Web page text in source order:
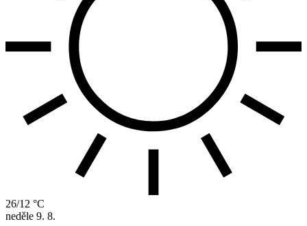
26/12 °C
neděle 9. 8.